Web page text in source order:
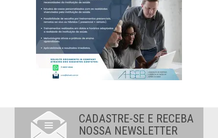
CADASTRE-SE E RECEBA
NOSSA NEWSLETTER